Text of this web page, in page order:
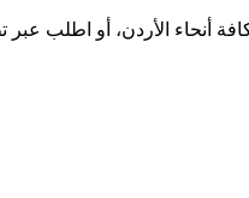
أنحاء الأردن، أو اطلب عبر